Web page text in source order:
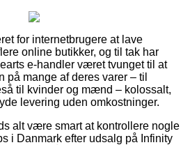
for internetbrugere at lave
online butikker, og til tak har
e-handler været tvunget til at
mange af deres varer – til
til kvinder og mænd – kolossalt,
levering uden omkostninger.
alt være smart at kontrollere nogle
i Danmark efter udsalg på Infinity